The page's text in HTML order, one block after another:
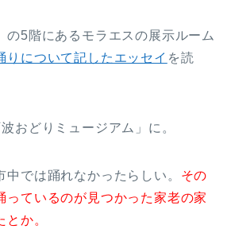
の5階にあるモラエスの展示ルーム
りについて記したエッセイ を読
おどりミュージアム」に。
では踊れなかったらしい。 その
っているのが見つかった家老の家
か。